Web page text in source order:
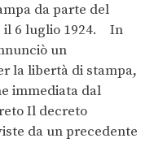
da parte del
il 6 luglio 1924. In
un
la libertà di stampa,
immediata dal
Il decreto
da un precedente